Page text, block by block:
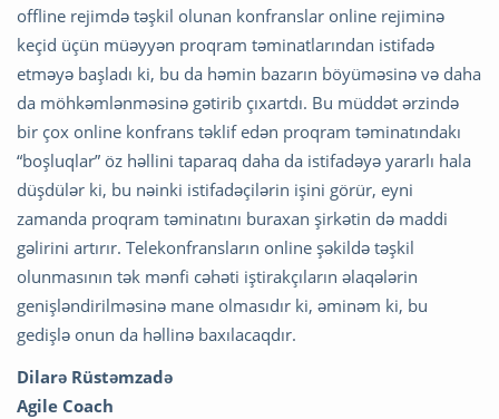
offline rejimdə təşkil olunan konfranslar online rejiminə
keçid üçün müəyyən proqram təminatlarından istifadə
etməyə başladı ki, bu da həmin bazarın böyüməsinə və daha
da möhkəmlənməsinə gətirib çıxartdı. Bu müddət ərzində
bir çox online konfrans təklif edən proqram təminatındakı
“boşluqlar” öz həllini taparaq daha da istifadəyə yararlı hala
düşdülər ki, bu nəinki istifadəçilərin işini görür, eyni
zamanda proqram təminatını buraxan şirkətin də maddi
gəlirini artırır. Telekonfransların online şəkildə təşkil
olunmasının tək mənfi cəhəti iştirakçıların əlaqələrin
genişləndirilməsinə mane olmasıdır ki, əminəm ki, bu
gedişlə onun da həllinə baxılacaqdır.
Dilarə Rüstəmzadə
Agile Coach